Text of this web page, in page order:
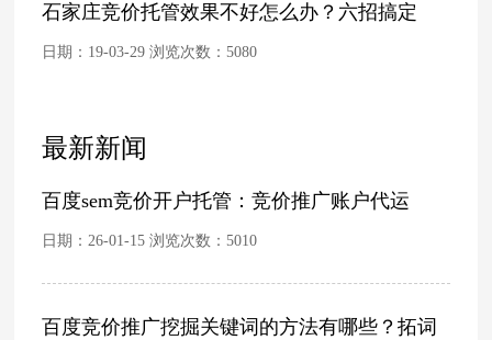
石家庄竞价托管效果不好怎么办？六招搞定
日期：19-03-29 浏览次数：5080
最新新闻
百度sem竞价开户托管：竞价推广账户代运
日期：26-01-15 浏览次数：5010
百度竞价推广挖掘关键词的方法有哪些？拓词